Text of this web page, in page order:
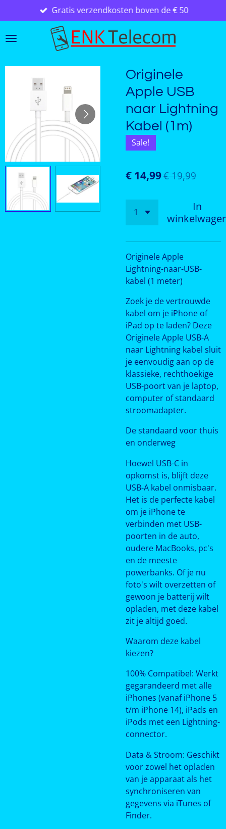
direct
naar
Gratis verzendkosten boven de € 50
Originele
Apple USB
naar Lightning
Kabel (1m)
Sale!
€ 14,99€ 19,99
In
Originele Apple
Lightning-naar-USB-
kabel (1 meter)
Zoek je de vertrouwde
kabel om je iPhone of
iPad op te laden? Deze
Originele Apple USB-A
naar Lightning kabel sluit
je eenvoudig aan op de
klassieke, rechthoekige
USB-poort van je laptop,
computer of standaard
stroomadapter.
De standaard voor thuis
en onderweg
Hoewel USB-C in
opkomst is, blijft deze
USB-A kabel onmisbaar.
Het is de perfecte kabel
om je iPhone te
verbinden met USB-
poorten in de auto,
oudere MacBooks, pc's
en de meeste
powerbanks. Of je nu
foto's wilt overzetten of
gewoon je batterij wilt
opladen, met deze kabel
zit je altijd goed.
Waarom deze kabel
kiezen?
100% Compatibel: Werkt
gegarandeerd met alle
iPhones (vanaf iPhone 5
t/m iPhone 14), iPads en
iPods met een Lightning-
connector.
Data & Stroom: Geschikt
voor zowel het opladen
van je apparaat als het
synchroniseren van
gegevens via iTunes of
Finder.